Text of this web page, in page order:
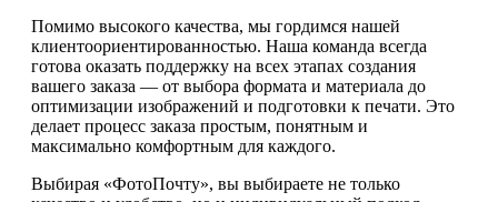
Помимо высокого качества, мы гордимся нашей
клиентоориентированностью. Наша команда всегда
готова оказать поддержку на всех этапах создания
вашего заказа — от выбора формата и материала до
оптимизации изображений и подготовки к печати. Это
делает процесс заказа простым, понятным и
максимально комфортным для каждого.
Выбирая «ФотоПочту», вы выбираете не только